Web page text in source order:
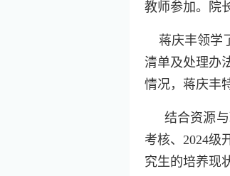
教师参加。院
蒋庆丰领学
清单及处理办
情况，蒋庆丰
结合资源
考核、2024级
究生的培养现